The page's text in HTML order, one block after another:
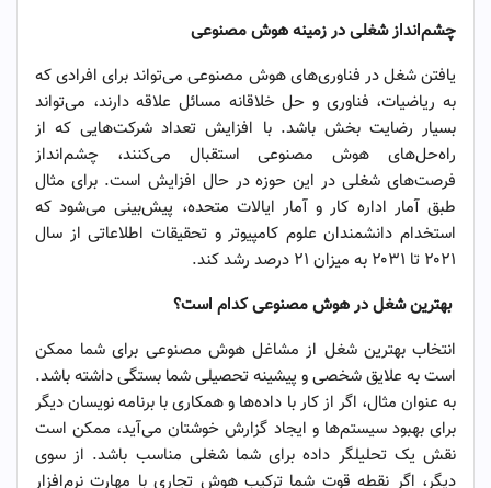
چشم‌انداز شغلی در زمینه هوش مصنوعی
یافتن شغل در فناوری‌های هوش مصنوعی می‌تواند برای افرادی که
به ریاضیات، فناوری و حل خلاقانه مسائل علاقه دارند، می‌تواند
بسیار رضایت بخش باشد. با افزایش تعداد شرکت‌هایی که از
راه‌حل‌های هوش مصنوعی استقبال می‌کنند، چشم‌انداز
فرصت‌های شغلی در این حوزه در حال افزایش است. برای مثال
طبق آمار اداره کار و آمار ایالات متحده، پیش‌بینی می‌شود که
استخدام دانشمندان علوم کامپیوتر و تحقیقات اطلاعاتی از سال
۲۰۲۱ تا ۲۰۳۱ به میزان ۲۱ درصد رشد کند.
بهترین شغل در هوش مصنوعی کدام است؟
انتخاب بهترین شغل از مشاغل هوش مصنوعی برای شما ممکن
است به علایق شخصی و پیشینه تحصیلی شما بستگی داشته باشد.
به عنوان مثال، اگر از کار با داده‌ها و همکاری با برنامه نویسان دیگر
برای بهبود سیستم‌ها و ایجاد گزارش خوشتان می‌آید، ممکن است
نقش یک تحلیلگر داده برای شما شغلی مناسب باشد. از سوی
دیگر، اگر نقطه قوت شما ترکیب هوش تجاری با مهارت نرم‌افزار